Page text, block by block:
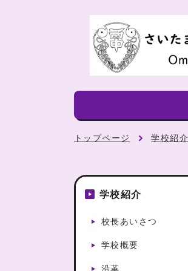
トップページ 学校紹介
学校紹介
校長あいさつ
学校概要
沿革